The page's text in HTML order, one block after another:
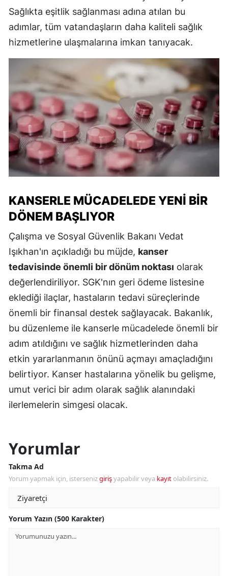
Sağlıkta eşitlik sağlanması adına atılan bu
adımlar, tüm vatandaşların daha kaliteli sağlık
hizmetlerine ulaşmalarına imkan tanıyacak.
KANSERLE MÜCADELEDE YENI BIR
DÖNEM BAŞLIYOR
Çalışma ve Sosyal Güvenlik Bakanı Vedat
Işıkhan'ın açıkladığı bu müjde, kanser
tedavisinde önemli bir dönüm noktası olarak
değerlendiriliyor. SGK'nın geri ödeme listesine
eklediği ilaçlar, hastaların tedavi süreçlerinde
önemli bir finansal destek sağlayacak. Bakanlık,
bu düzenleme ile kanserle mücadelede önemli bir
adım atıldığını ve sağlık hizmetlerinden daha
etkin yararlanmanın önünü açmayı amaçladığını
belirtiyor. Kanser hastalarına yönelik bu gelişme,
umut verici bir adım olarak sağlık alanındaki
ilerlemelerin simgesi olacak.
Yorumlar
Takma Ad
Yorum yapmak için, istersenizgirişyapabilir veya kayıt olabilirsiniz.
Yorum Yazın (500 Karakter)